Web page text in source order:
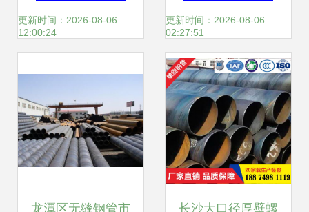
产，价格优势解析
更新时间：2026-08-06
12:00:24
趋势与市场资源
更新时间：2026-08-06
02:27:51
龙潭区无缝钢管市 长沙大口径厚壁螺